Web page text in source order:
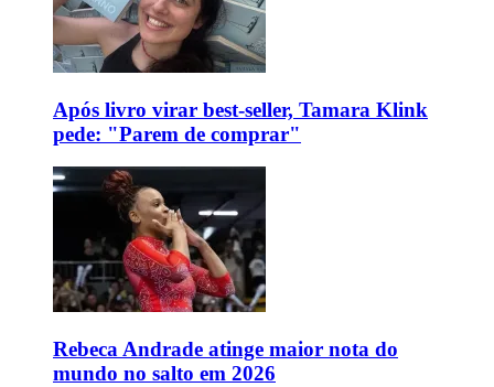
Após livro virar best-seller, Tamara Klink
pede: "Parem de comprar"
Rebeca Andrade atinge maior nota do
mundo no salto em 2026